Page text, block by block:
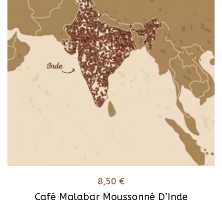
options
peuvent
être
choisies
sur
Café Malabar Moussonné D’Inde
8,50 €